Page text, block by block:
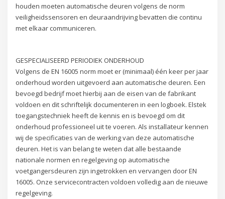
houden moeten automatische deuren volgens de norm
veiligheidssensoren en deuraandrijving bevatten die continu
met elkaar communiceren.
GESPECIALISEERD PERIODIEK ONDERHOUD
Volgens de EN 16005 norm moet er (minimaal) één keer per jaar
onderhoud worden uitgevoerd aan automatische deuren. Een
bevoegd bedrijf moet hierbij aan de eisen van de fabrikant
voldoen en dit schriftelijk documenteren in een logboek. Elstek
toegangstechniek heeft de kennis en is bevoegd om dit
onderhoud professioneel uit te voeren. Als installateur kennen
wij de specificaties van de werking van deze automatische
deuren. Het is van belang te weten dat alle bestaande
nationale normen en regelgeving op automatische
voetgangersdeuren zijn ingetrokken en vervangen door EN
16005. Onze servicecontracten voldoen volledig aan de nieuwe
regelgeving.